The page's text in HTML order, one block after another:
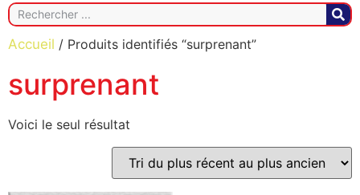
Accueil / Produits identifiés “surprenant”
surprenant
Voici le seul résultat